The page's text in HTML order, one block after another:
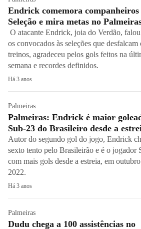
Endrick comemora companheiros
Seleção e mira metas no
O atacante Endrick, joia do Verdão,
os convocados às seleções que desfalcam
treinos, agradeceu pelos gols feitos na
semana e recordes definidos.
Há 3 anos
Palmeiras
Palmeiras: Endrick é maior
Sub-23 do Brasileiro desde a
Autor do segundo gol do jogo, Endrick
sexto tento pelo Brasileirão e é o jogador
com mais gols desde a estreia, em
2022.
Há 3 anos
Palmeiras
Dudu chega a 100 assistências no